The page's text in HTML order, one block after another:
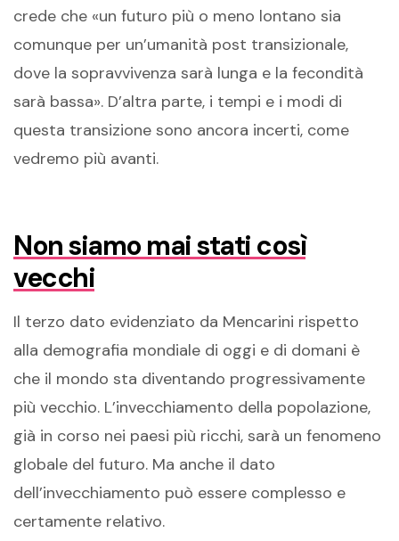
crede che «un futuro più o meno lontano sia
comunque per un’umanità post transizionale,
dove la sopravvivenza sarà lunga e la fecondità
sarà bassa». D’altra parte, i tempi e i modi di
questa transizione sono ancora incerti, come
vedremo più avanti.
Non siamo mai stati così
vecchi
Il terzo dato evidenziato da Mencarini rispetto
alla demografia mondiale di oggi e di domani è
che il mondo sta diventando progressivamente
più vecchio. L’invecchiamento della popolazione,
già in corso nei paesi più ricchi, sarà un fenomeno
globale del futuro. Ma anche il dato
dell’invecchiamento può essere complesso e
certamente relativo.